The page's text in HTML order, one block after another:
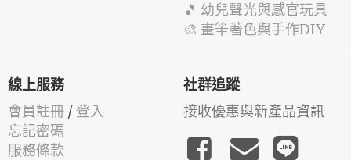
🎵 幼兒聲光與感官玩具
🎨 畫筆著色與手作DIY
線上服務
會員註冊 / 登入
忘記密碼
服務條款
社群追蹤
接收優惠與新產品資訊